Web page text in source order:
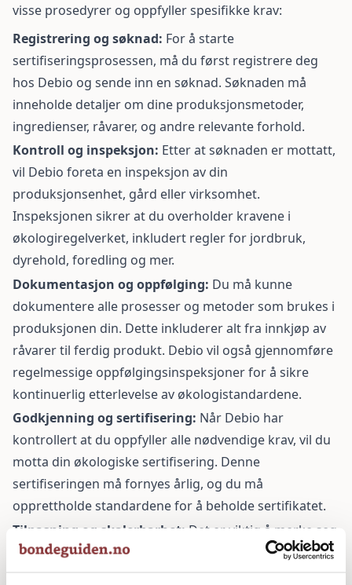
visse prosedyrer og oppfyller spesifikke krav:
Registrering og søknad: For å starte
sertifiseringsprosessen, må du først registrere deg
hos Debio og sende inn en søknad. Søknaden må
inneholde detaljer om dine produksjonsmetoder,
ingredienser, råvarer, og andre relevante forhold.
Kontroll og inspeksjon: Etter at søknaden er mottatt,
vil Debio foreta en inspeksjon av din
produksjonsenhet, gård eller virksomhet.
Inspeksjonen sikrer at du overholder kravene i
økologiregelverket, inkludert regler for jordbruk,
dyrehold, foredling og mer.
Dokumentasjon og oppfølging: Du må kunne
dokumentere alle prosesser og metoder som brukes i
produksjonen din. Dette inkluderer alt fra innkjøp av
råvarer til ferdig produkt. Debio vil også gjennomføre
regelmessige oppfølgingsinspeksjoner for å sikre
kontinuerlig etterlevelse av økologistandardene.
Godkjenning og sertifisering: Når Debio har
kontrollert at du oppfyller alle nødvendige krav, vil du
motta din økologiske sertifisering. Denne
sertifiseringen må fornyes årlig, og du må
opprettholde standardene for å beholde sertifikatet.
Tilpasning og skalerbarhet: Det er viktig å merke seg
at for å bli sertifisert, må din produksjon være